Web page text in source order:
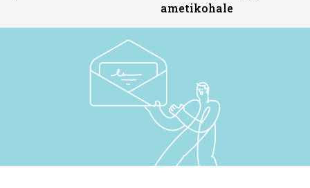
ametikohale